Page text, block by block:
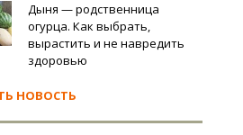
Дыня — родственница
огурца. Как выбрать,
вырастить и не навредить
здоровью
НОВОСТЬ